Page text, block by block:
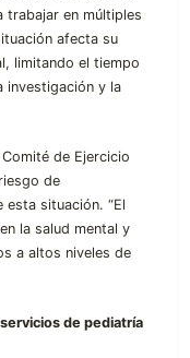
trabajar en múltiples
afecta su
limitando el tiempo
investigación y la
de Ejercicio
de
situación. “El
la salud mental y
a altos niveles de
de pediatría